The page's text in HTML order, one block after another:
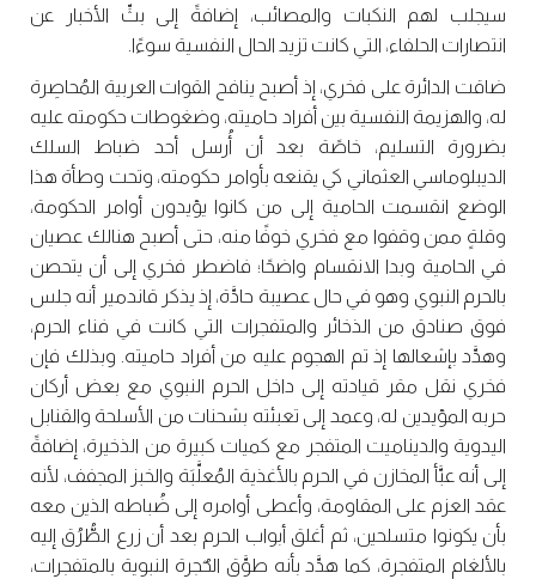
سيجلب لهم النكبات والمصائب، إضافةً إلى بثِّ الأخبار عن
انتصارات الحلفاء، التي كانت تزيد الحال النفسية سوءًا.
ضاقت الدائرة على فخري، إذ أصبح ينافح القوات العربية المُحاصِرة
له، والهزيمة النفسية بين أفراد حاميته، وضغوطات حكومته عليه
بضرورة التسليم، خاصًة بعد أن أُرسل أحد ضباط السلك
الديبلوماسي العثماني كي يقنعه بأوامر حكومته، وتحت وطأة هذا
الوضع انقسمت الحامية إلى من كانوا يؤيدون أوامر الحكومة،
وقلةٍ ممن وقفوا مع فخري خوفًا منه، حتى أصبح هنالك عصيان
في الحامية وبدا الانقسام واضحًا؛ فاضطر فخري إلى أن يتحصن
بالحرم النبوي وهو في حال عصيبة حادَّة، إذ يذكر قاندمير أنه جلس
فوق صنادق من الذخائر والمتفجرات التي كانت في فناء الحرم،
وهدَّد بإشعالها إذ تم الهجوم عليه من أفراد حاميته. وبذلك فإن
فخري نقل مقر قيادته إلى داخل الحرم النبوي مع بعض أركان
حربه المؤيدين له، وعمد إلى تعبئته بشحنات من الأسلحة والقنابل
اليدوية والديناميت المتفجر مع كميات كبيرة من الذخيرة، إضافةً
إلى أنه عبَّأ المخازن في الحرم بالأغذية المُعلَّبَة والخبز المجفف، لأنه
عقد العزم على المقاومة، وأعطى أوامره إلى ضُباطه الذين معه
بأن يكونوا متسلحين، ثم أغلق أبواب الحرم بعد أن زرع الطُّرُق إليه
بالألغام المتفجرة، كما هدَّد بأنه طوَّق الحٌجرة النبوية بالمتفجرات،